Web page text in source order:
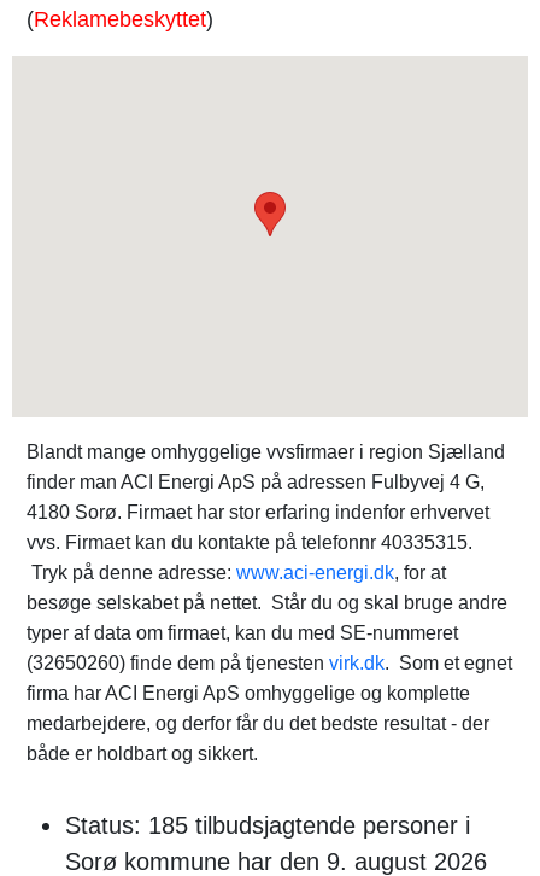
(Reklamebeskyttet)
Blandt mange omhyggelige vvsfirmaer i region Sjælland
finder man ACI Energi ApS på adressen Fulbyvej 4 G,
4180 Sorø. Firmaet har stor erfaring indenfor erhvervet
vvs. Firmaet kan du kontakte på telefonnr 40335315.
Tryk på denne adresse: www.aci-energi.dk, for at
besøge selskabet på nettet. Står du og skal bruge andre
typer af data om firmaet, kan du med SE-nummeret
(32650260) finde dem på tjenesten virk.dk. Som et egnet
firma har ACI Energi ApS omhyggelige og komplette
medarbejdere, og derfor får du det bedste resultat - der
både er holdbart og sikkert.
Status: 185 tilbudsjagtende personer i
Sorø kommune har den 9. august 2026